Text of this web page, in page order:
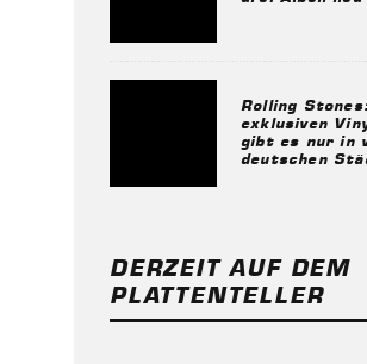
Rolling
exklusiven
gibt es nur in
deutschen
DERZEIT AUF DEM
PLATTENTELLER